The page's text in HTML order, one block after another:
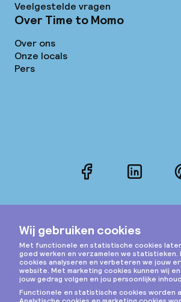
Veelgestelde vragen
Over Time to Momo
Over ons
Onze locals
Pers
FacebookLinkedIn